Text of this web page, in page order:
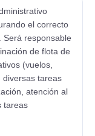
el correcto
Será responsable
de flota de
(vuelos,
diversas tareas
atención al
tareas